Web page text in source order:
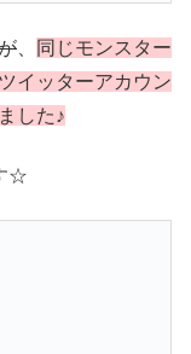
同じモンスター
イッターアカウン
した♪
☆